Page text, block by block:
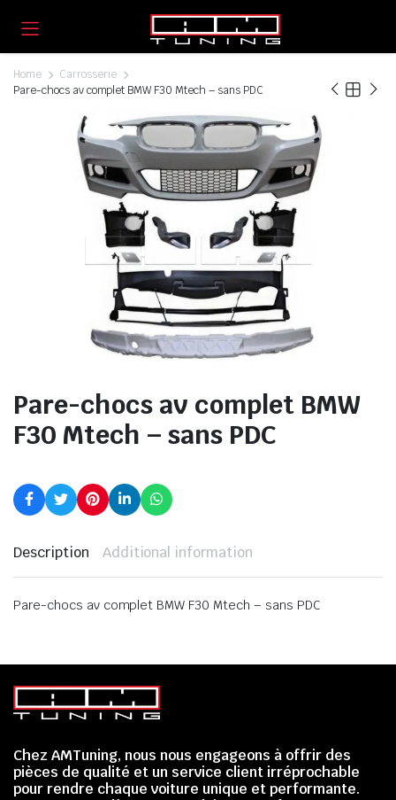
Home
Carrosserie
Pare-chocs av complet BMW F30 Mtech – sans PDC
Pare-chocs av complet BMW
F30 Mtech – sans PDC
Description Additional information
Pare-chocs av complet BMW F30 Mtech – sans PDC
Chez AMTuning, nous nous engageons à offrir des
pièces de qualité et un service client irréprochable
pour rendre chaque voiture unique et performante.